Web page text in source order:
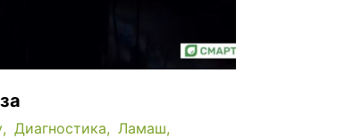
Диагностика
Ламаш